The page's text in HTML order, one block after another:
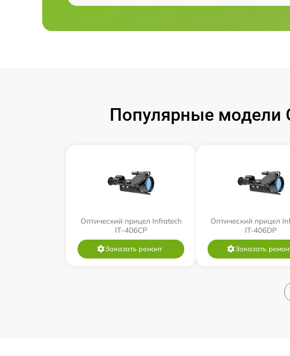
Популярные модели
Оптический прицел Infratech
IT–406СP
Заказать ремонт
Оптический прицел
IT-406DP
Заказать